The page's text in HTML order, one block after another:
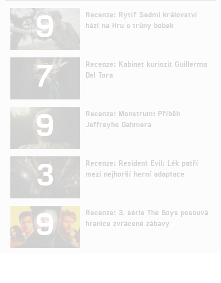
9
Recenze: Rytíř Sedmi království
hází na Hru o trůny bobek
7
Recenze: Kabinet kuriozit Guillerma
Del Tora
9
Recenze: Monstrum: Příběh
Jeffreyho Dahmera
3
Recenze: Resident Evil: Lék patří
mezi nejhorší herní adaptace
9
Recenze: 3. série The Boys posouvá
hranice zvrácené zábavy